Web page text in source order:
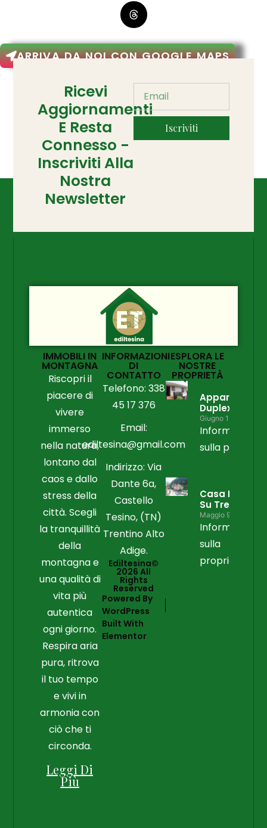
ARRIVA DA NOI CON GOOGLE MAPS
Ricevi
Aggiornamenti
E Resta
Connesso -
Inscriviti Alla
Nostra
Newsletter
Iscriviti
IMMOBILI IN
MONTAGNA
Riscopri il
piacere di
vivere
immerso
nella natura,
lontano dal
caos e dallo
stress della
città. Scegli
la tranquillità
della
montagna e
una qualità di
vita più
autentica
ogni giorno.
Respira aria
pura, ritrova
il tuo tempo
e vivi in
armonia con
ciò che ti
circonda.
Leggi Di
Più
INFORMAZIONI
DI
CONTATTO
Telefono: 338
45 17 376
Email:
ediltesina@gmail.com
Indirizzo: Via
Dante 6a,
Castello
Tesino, (TN)
Trentino Alto
Adige.
Ediltesina©
2026 All
Rights
Reserved
Powered By
WordPress
Built With
Elementor
ESPLORA LE
NOSTRE
PROPRIETÀ
Duplex
Giugno 15, 2026
Informazioni
sulla
Casa Libera
Su Tre Lati
Maggio 9, 2026
Informazioni
sulla
proprietà